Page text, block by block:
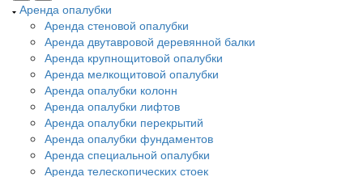
Аренда опалубки
Аренда стеновой опалубки
Аренда двутавровой деревянной балки
Аренда крупнощитовой опалубки
Аренда мелкощитовой опалубки
Аренда опалубки колонн
Аренда опалубки лифтов
Аренда опалубки перекрытий
Аренда опалубки фундаментов
Аренда специальной опалубки
Аренда телескопических стоек